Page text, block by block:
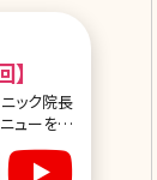
ック院長
決に導く
プロセスとは?美容外科医院長のクリニックで、これだけ皮膚科メニューが充実している理由は? 一瞬城